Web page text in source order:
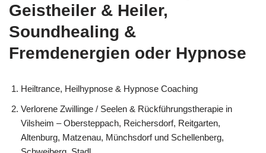
Geistheiler & Heiler,
Soundhealing &
Fremdenergien oder Hypnose
Heiltrance, Heilhypnose & Hypnose Coaching
Verlorene Zwillinge / Seelen & Rückführungstherapie in
Vilsheim – Obersteppach, Reichersdorf, Reitgarten,
Altenburg, Matzenau, Münchsdorf und Schellenberg,